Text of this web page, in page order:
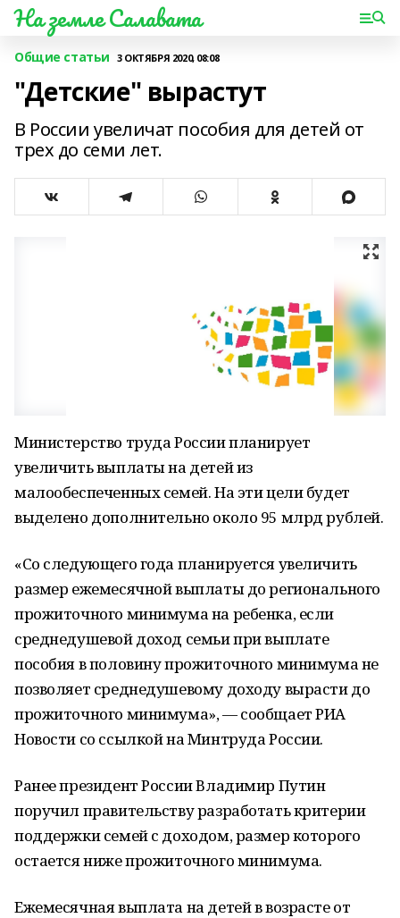
На земле Салавата
Общие статьи 3 ОКТЯБРЯ 2020, 08:08
"Детские" вырастут
В России увеличат пособия для детей от
трех до семи лет.
Министерство труда России планирует
увеличить выплаты на детей из
малообеспеченных семей. На эти цели будет
выделено дополнительно около 95 млрд рублей.
«Со следующего года планируется увеличить
размер ежемесячной выплаты до регионального
прожиточного минимума на ребенка, если
среднедушевой доход семьи при выплате
пособия в половину прожиточного минимума не
позволяет среднедушевому доходу вырасти до
прожиточного минимума», — сообщает РИА
Новости со ссылкой на Минтруда России.
Ранее президент России Владимир Путин
поручил правительству разработать критерии
поддержки семей с доходом, размер которого
остается ниже прожиточного минимума.
Ежемесячная выплата на детей в возрасте от